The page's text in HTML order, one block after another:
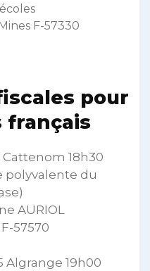
F-57330
pour
français
Cattenom 18h30
polyvalente du
AURIOL
57570
Algrange 19h00